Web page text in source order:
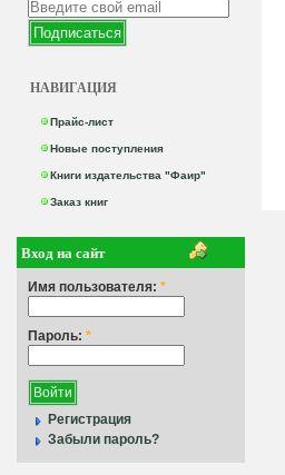
НАВИГАЦИЯ
Прайс-лист
Новые поступления
Книги издательства "Фаир"
Заказ книг
Вход на сайт
Имя пользователя: *
Пароль: *
Регистрация
Забыли пароль?